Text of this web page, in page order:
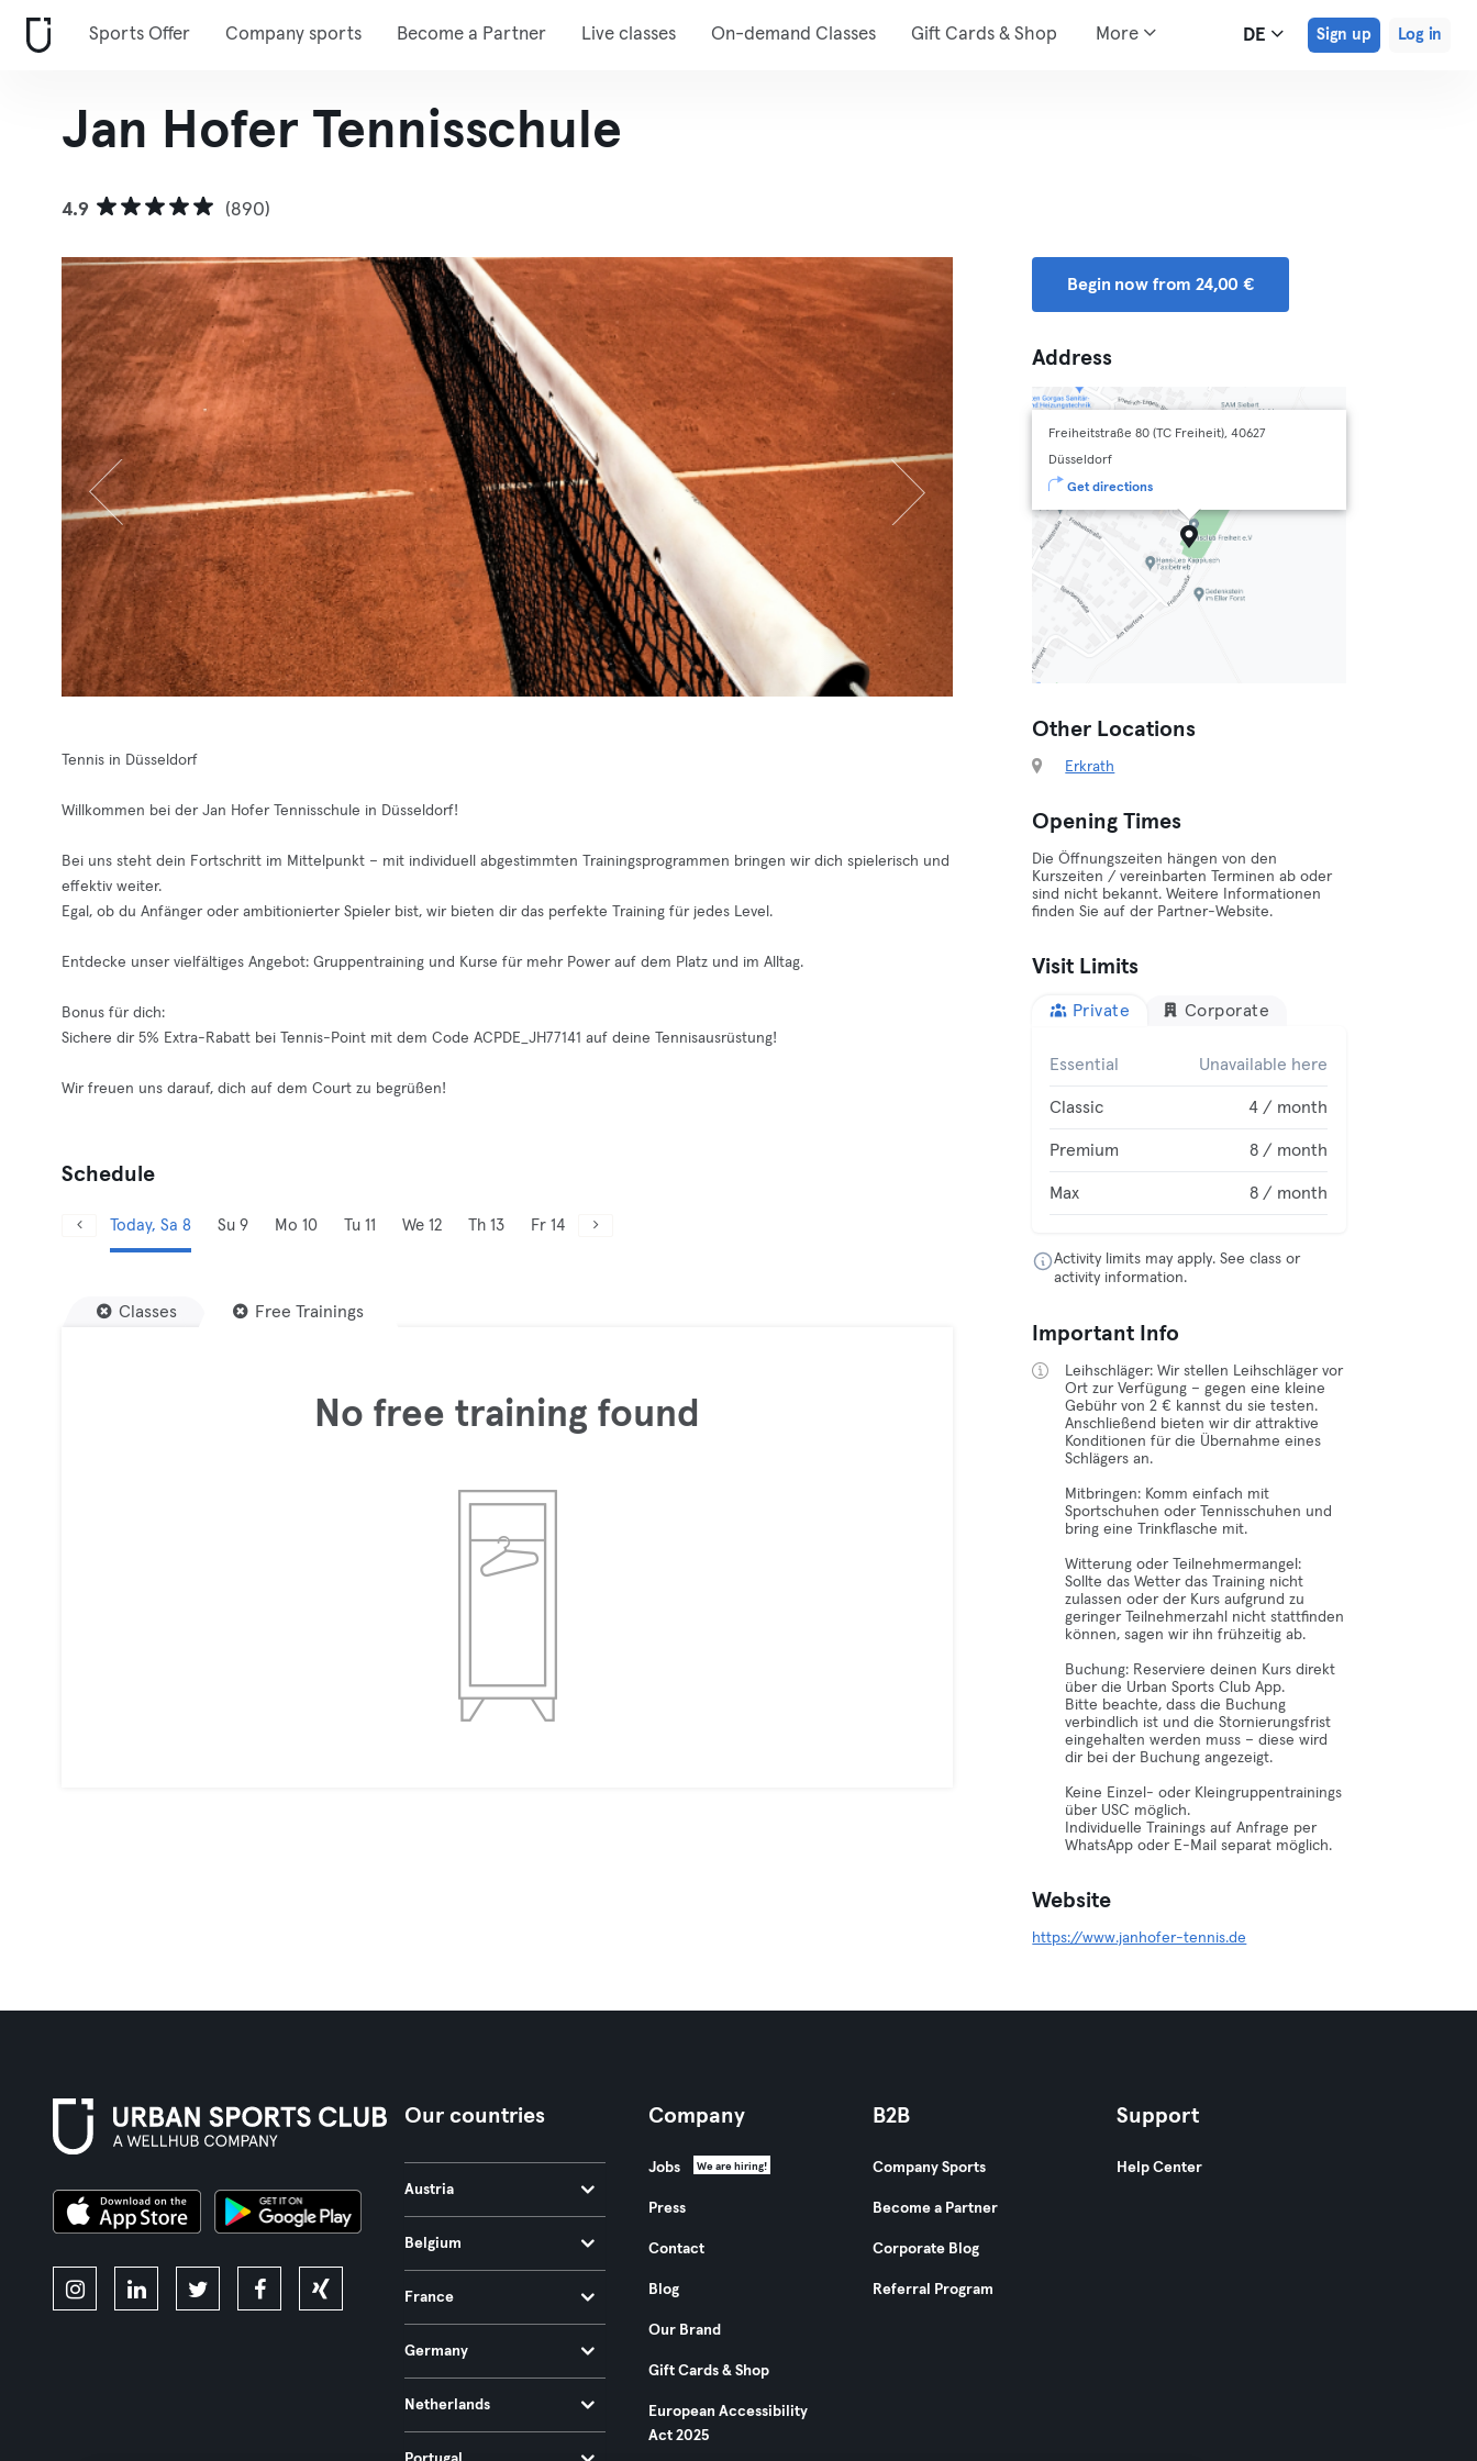
Sports Offer Company sports Become a Partner Live classes On-demand Classes Gift Cards & Shop More DE Sign up Log in
Jan Hofer Tennisschule
4.9 (890)
Tennis in Düsseldorf
Willkommen bei der Jan Hofer Tennisschule in Düsseldorf!
Bei uns steht dein Fortschritt im Mittelpunkt – mit individuell abgestimmten Trainingsprogrammen bringen wir dich spielerisch und
effektiv weiter.
Egal, ob du Anfänger oder ambitionierter Spieler bist, wir bieten dir das perfekte Training für jedes Level.
Entdecke unser vielfältiges Angebot: Gruppentraining und Kurse für mehr Power auf dem Platz und im Alltag.
Bonus für dich:
Sichere dir 5% Extra-Rabatt bei Tennis-Point mit dem Code ACPDE_JH77141 auf deine Tennisausrüstung!
Wir freuen uns darauf, dich auf dem Court zu begrüßen!
Schedule
Today, Sa 8 Su 9 Mo 10 Tu 11 We 12 Th 13 Fr 14
Classes Free Trainings
No free training found
Begin now from 24,00 €
Address
Freiheitstraße 80 (TC Freiheit), 40627
Düsseldorf
Get directions
Other Locations
Erkrath
Opening Times
Die Öffnungszeiten hängen von den
Kurszeiten / vereinbarten Terminen ab oder
sind nicht bekannt. Weitere Informationen
finden Sie auf der Partner-Website.
Visit Limits
Private Corporate
Essential Unavailable here
Classic 4 / month
Premium 8 / month
Max 8 / month
Activity limits may apply. See class or
activity information.
Important Info
Leihschläger: Wir stellen Leihschläger vor
Ort zur Verfügung – gegen eine kleine
Gebühr von 2 € kannst du sie testen.
Anschließend bieten wir dir attraktive
Konditionen für die Übernahme eines
Schlägers an.
Mitbringen: Komm einfach mit
Sportschuhen oder Tennisschuhen und
bring eine Trinkflasche mit.
Witterung oder Teilnehmermangel:
Sollte das Wetter das Training nicht
zulassen oder der Kurs aufgrund zu
geringer Teilnehmerzahl nicht stattfinden
können, sagen wir ihn frühzeitig ab.
Buchung: Reserviere deinen Kurs direkt
über die Urban Sports Club App.
Bitte beachte, dass die Buchung
verbindlich ist und die Stornierungsfrist
eingehalten werden muss – diese wird
dir bei der Buchung angezeigt.
Keine Einzel- oder Kleingruppentrainings
über USC möglich.
Individuelle Trainings auf Anfrage per
WhatsApp oder E-Mail separat möglich.
Website
https://www.janhofer-tennis.de
Our countries
Austria
Belgium
France
Germany
Netherlands
Company
Jobs We are hiring!
Press
Contact
Blog
Our Brand
Gift Cards & Shop
European Accessibility
Act 2025
B2B
Company Sports
Become a Partner
Corporate Blog
Referral Program
Support
Help Center